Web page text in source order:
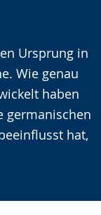
Ursprung in
Wie genau
haben
germanischen
hat,